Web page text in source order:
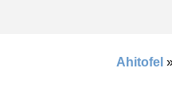
Ahitofel